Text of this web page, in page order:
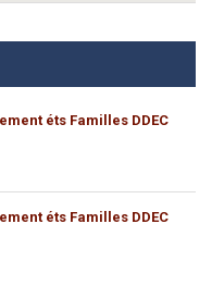
éts Familles DDEC
éts Familles DDEC